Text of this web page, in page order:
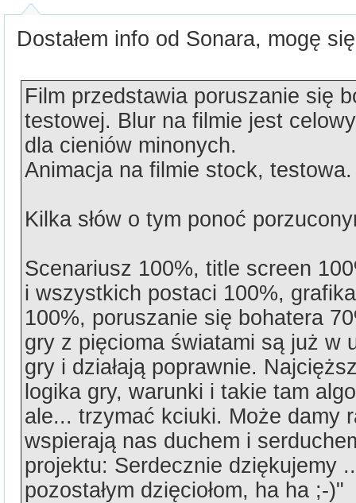
Dostałem info od Sonara, mogę
Film przedstawia poruszanie się
testowej. Blur na filmie jest
dla cieniów minonych.
Animacja na filmie stock,
Kilka słów o tym ponoć
Scenariusz 100%, title screen
i wszystkich postaci 100%,
100%, poruszanie się bohatera
gry z pięcioma światami są już w
gry i działają poprawnie.
logika gry, warunki i takie tam
ale... trzymać kciuki. Może damy
wspierają nas duchem i
projektu: Serdecznie dziękujemy
pozostałym dzięciołom, ha ha ;-)"